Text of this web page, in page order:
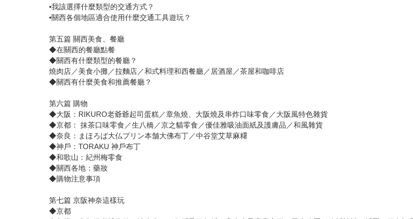
•我該選擇什麼類型的交通方式？
•關西各個地區適合使用什麼交通工具遊玩？
第五篇 關西美食、餐廳
◆在關西的餐廳點餐
◆關西有什麼類型的餐廳？
燒肉店／美食小攤／拉麵店／和式料理和西餐廳／居酒屋／茶屋和咖啡店
◆關西有什麼美食和推薦餐廳？
第六篇 購物
◆大阪：RIKURO老爺爺起司蛋糕／章魚燒、大阪燒及串炸口味零食／大阪風特色雜貨
◆京都： 抹茶口味零食／生八橋／京之貓零食／優佳雅吸油面紙及護膚品／和風雜貨
◆奈良：まほろば大仏プリン本舗大佛布丁／中谷堂艾草麻糬
◆神戶：TORAKU 神戶布丁
◆和歌山：紀州梅零食
◆關西各地：藥妝
◆購物注意事項
第七篇 京阪神奈這樣玩
◆京都